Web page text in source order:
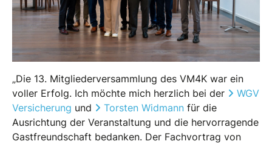
„Die 13. Mitgliederversammlung des VM4K war ein
voller Erfolg. Ich möchte mich herzlich bei der
WGV
Versicherung und Torsten Widmann für die
Ausrichtung der Veranstaltung und die hervorragende
Gastfreundschaft bedanken. Der Fachvortrag von